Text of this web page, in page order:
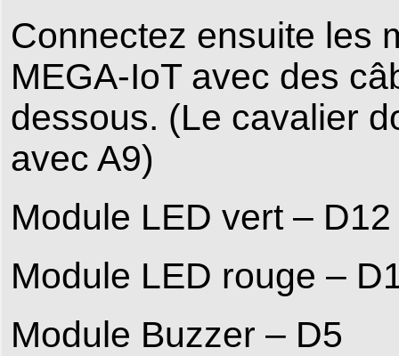
Connectez ensuite les
MEGA-IoT avec des
dessous. (Le cavalier
avec A9)
Module LED vert – D12
Module LED rouge –
Module Buzzer – D5